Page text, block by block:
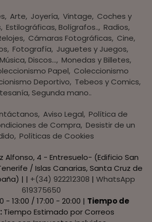
Arte Joyería Vintage Coches y
Estilográficas, Bolígrafos.. Radios,
Cámaras Fotográficas Cine
Fotografía Juguetes y Juegos
Música, Discos... Monedas y Billetes
Papel Coleccionismo
Deportivo Tebeos y Comics
Segunda mano..
Aviso Legal Política de
de Compra Desistir de un
Políticas de Cookies
Alfonso, 4 - Entresuelo- (Edificio San
/ Islas Canarias, Santa Cruz de
| | +(34) 922212308 | WhatsApp
619375650
- 13:00 / 17:00 - 20:00 | Tiempo de
Tiempo Estimado por Correos